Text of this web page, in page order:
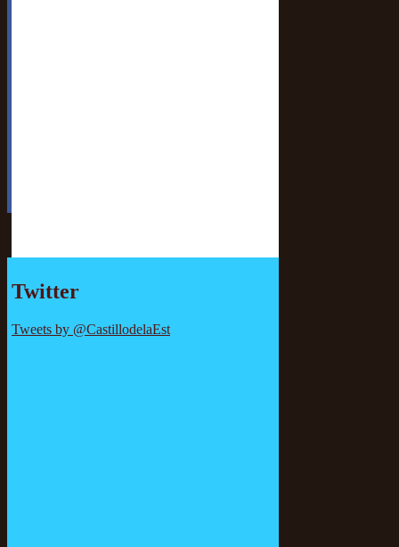
Twitter
Tweets by @CastillodelaEst